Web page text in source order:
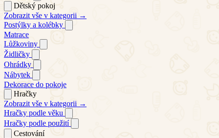
Dětský pokoj
Zobrazit vše v kategorii →
Postýlky a kolébky
Matrace
Lůžkoviny
Židličky
Ohrádky
Nábytek
Dekorace do pokoje
Hračky
Zobrazit vše v kategorii →
Hračky podle věku
Hračky podle použití
Cestování